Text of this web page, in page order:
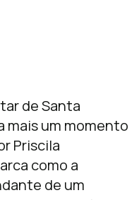
de Santa
mais um momento
Priscila
como a
de um